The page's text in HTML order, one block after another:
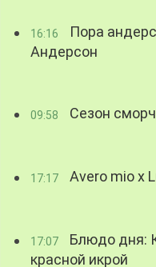
16:16
Пора
Андерсон
09:58 Сезон
17:17 Avero mio x
17:07
Блюдо дня:
красной икрой